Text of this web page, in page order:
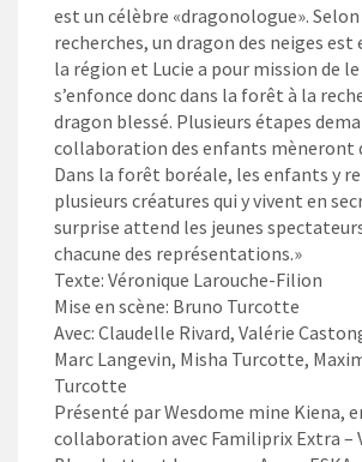
est un célèbre «dragonologue». Selon
recherches, un dragon des neiges est
la région et Lucie a pour mission de le
s’enfonce donc dans la forêt à la
dragon blessé. Plusieurs étapes
collaboration des enfants mèneront
Dans la forêt boréale, les enfants y
plusieurs créatures qui y vivent en
surprise attend les jeunes spectateurs
chacune des représentations.»
Texte: Véronique Larouche-Filion
Mise en scène: Bruno Turcotte
Avec: Claudelle Rivard, Valérie
Marc Langevin, Misha Turcotte,
Turcotte
Présenté par Wesdome mine Kiena,
collaboration avec Familiprix Extra –